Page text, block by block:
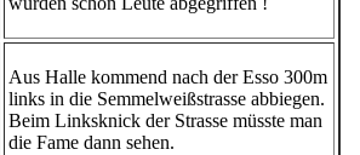
Aus Halle kommend nach der Esso 300m
links in die Semmelweißstrasse abbiegen.
Beim Linksknick der Strasse müsste man
die Fame dann sehen.